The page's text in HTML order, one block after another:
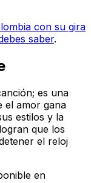
con su gira
saber.
es una
el amor gana
estilos y la
que los
el reloj
en